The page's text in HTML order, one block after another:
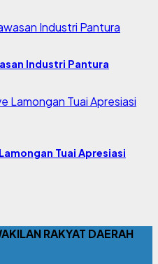
Industri Pantura
Tuai Apresiasi
RAKYAT DAERAH